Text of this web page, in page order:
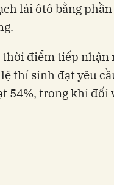
lái ôtô bằng
thời điểm tiếp nhận
thí sinh đạt yêu
54%, trong khi đối